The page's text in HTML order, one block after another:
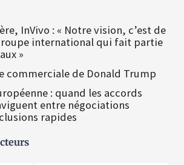
InVivo : « Notre vision, c’est de
international qui fait partie
»
commerciale de Donald Trump
: quand les accords
entre négociations
rapides